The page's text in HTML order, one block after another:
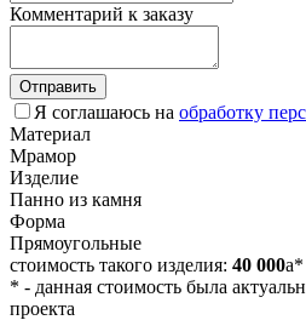
Комментарий к заказу
Отправить
Я соглашаюсь на обработку
Материал
Мрамор
Изделие
Панно из камня
Форма
Прямоугольные
стоимость такого изделия: 40 000a*
* - данная стоимость была
проекта